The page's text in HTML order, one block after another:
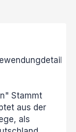
Stammt
aus der
als